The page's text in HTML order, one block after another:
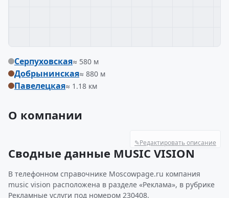
Серпуховская≈ 580 м
Добрынинская≈ 880 м
Павелецкая≈ 1.18 км
О компании
✎Редактировать описание
Сводные данные MUSIC VISION
В телефонном справочнике Moscowpage.ru компания
music vision расположена в разделе «Реклама», в рубрике
Рекламные услуги под номером 230408.